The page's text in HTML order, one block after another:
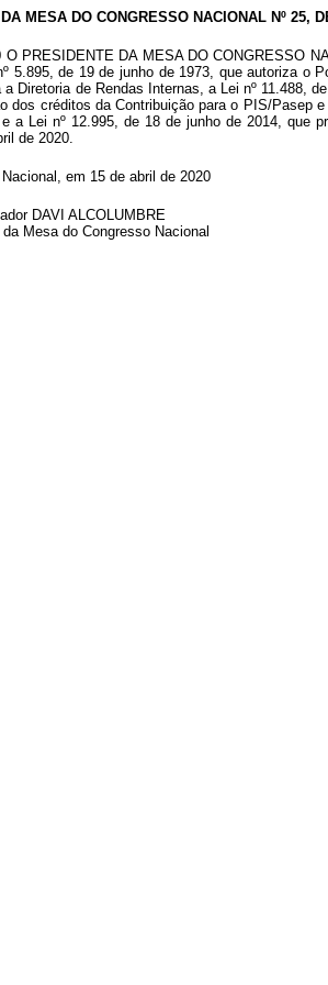
MESA DO CONGRESSO NACIONAL Nº 25,
O PRESIDENTE DA MESA DO CONGRESSO
5.895, de 19 de junho de 1973, que autoriza o
de Rendas Internas, a Lei nº 11.488,
créditos da Contribuição para o PIS/Pasep
Lei nº 12.995, de 18 de junho de 2014, que
de 2020.
em 15 de abril de 2020
DAVI ALCOLUMBRE
da Mesa do Congresso Nacional